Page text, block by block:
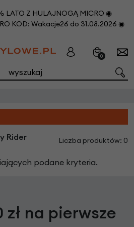
LATO Z HULAJNOGĄ MICRO ◉
KOD: Wakacje26 do 31.08.2026 ◉
0
Rider Liczba produktów: 0
podane kryteria.
na pierwsze